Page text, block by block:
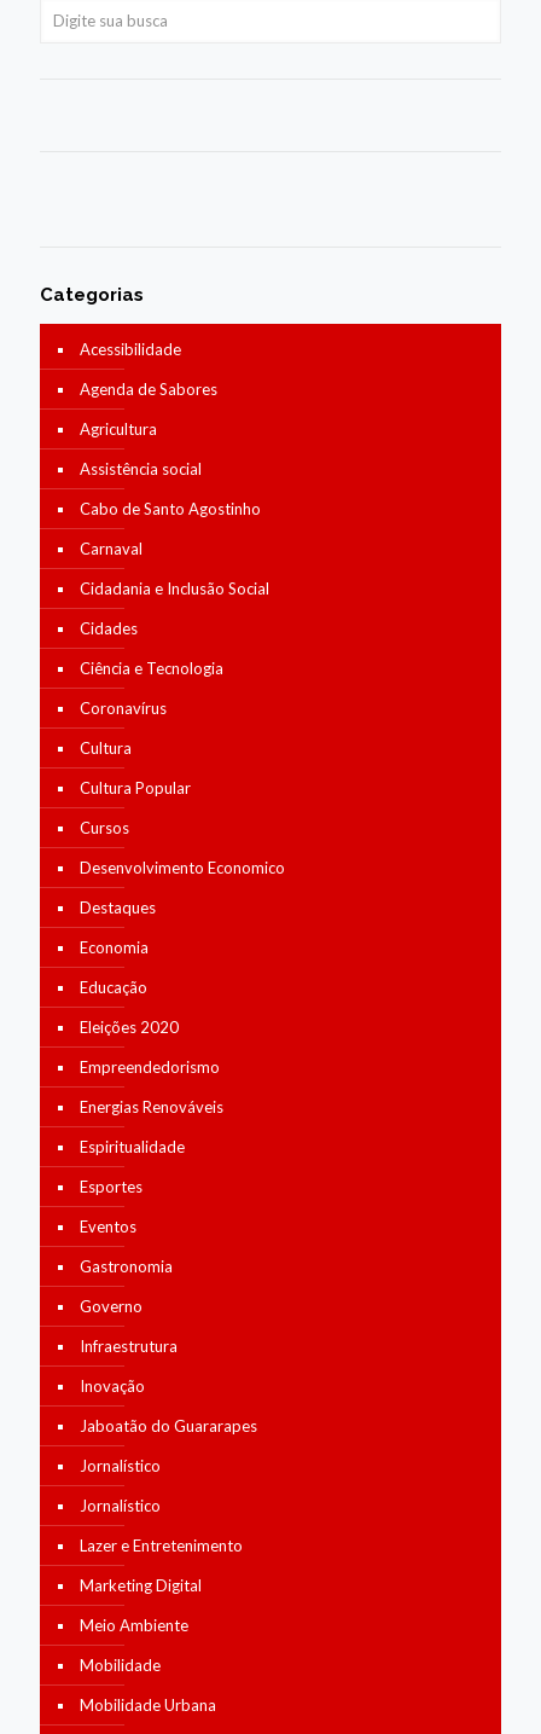
Categorias
Acessibilidade
Agenda de Sabores
Agricultura
Assistência social
Cabo de Santo Agostinho
Carnaval
Cidadania e Inclusão Social
Cidades
Ciência e Tecnologia
Coronavírus
Cultura
Cultura Popular
Cursos
Desenvolvimento Economico
Destaques
Economia
Educação
Eleições 2020
Empreendedorismo
Energias Renováveis
Espiritualidade
Esportes
Eventos
Gastronomia
Governo
Infraestrutura
Inovação
Jaboatão do Guararapes
Jornalístico
Jornalístico
Lazer e Entretenimento
Marketing Digital
Meio Ambiente
Mobilidade
Mobilidade Urbana